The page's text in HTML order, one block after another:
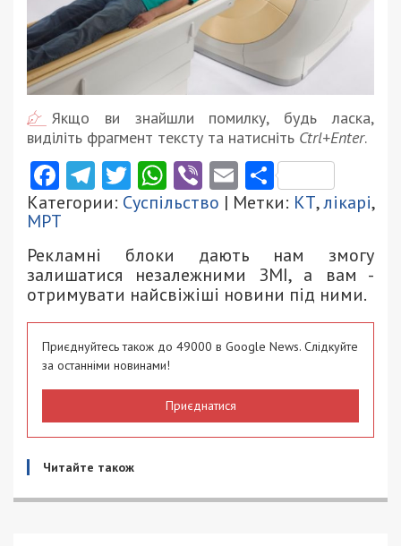
Якщо ви знайшли помилку, будь ласка,
виділіть фрагмент тексту та натисніть Ctrl+Enter.
Facebook
Telegram
Twitter
WhatsApp
ViberEmail
Категории: Суспільство | Метки: КТ,лікарі,
МРТ
Рекламні блоки дають нам змогу
залишатися незалежними ЗМІ, а вам -
отримувати найсвіжіші новини під ними.
Приєднуйтесь також до 49000 в Google News. Слідкуйте
за останніми новинами!
Приєднатися
Читайте також